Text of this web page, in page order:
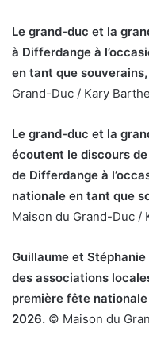
Le grand-duc et la
à Differdange à
en tant que
Grand-Duc / Kary
Le grand-duc et la
écoutent le discours
de Differdange à
nationale en tant que
Maison du Grand-Duc /
Guillaume et
des associations
première fête
2026. © Maison du